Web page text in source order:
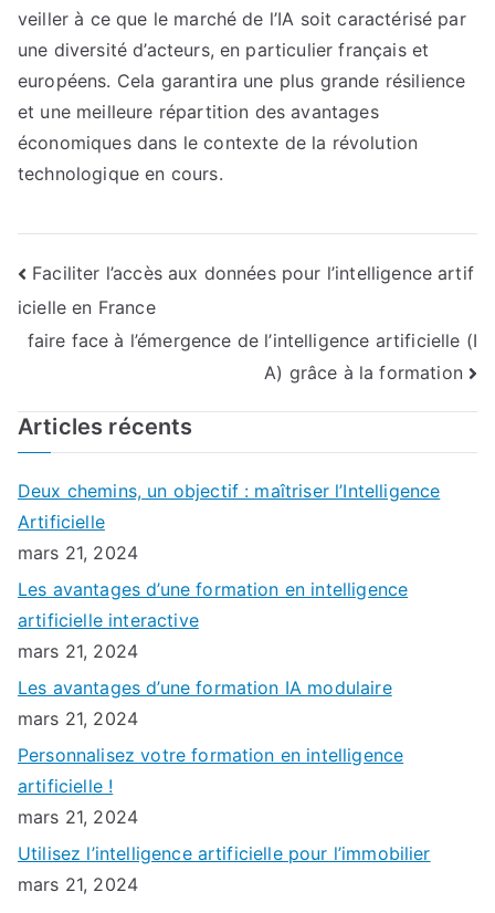
veiller à ce que le marché de l’IA soit caractérisé par
une diversité d’acteurs, en particulier français et
européens. Cela garantira une plus grande résilience
et une meilleure répartition des avantages
économiques dans le contexte de la révolution
technologique en cours.
Navigation
de
Faciliter l’accès aux données pour l’intelligence artif
icielle en France
faire face à l’émergence de l’intelligence artificielle (I
A) grâce à la formation
Articles récents
Deux chemins, un objectif : maîtriser l’Intelligence
Artificielle
mars 21, 2024
Les avantages d’une formation en intelligence
artificielle interactive
mars 21, 2024
Les avantages d’une formation IA modulaire
mars 21, 2024
Personnalisez votre formation en intelligence
artificielle !
mars 21, 2024
Utilisez l’intelligence artificielle pour l’immobilier
mars 21, 2024